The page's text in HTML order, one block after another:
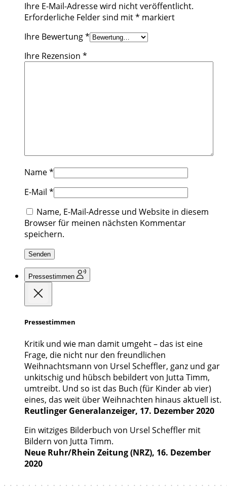
Ihre E-Mail-Adresse wird nicht veröffentlicht.
Erforderliche Felder sind mit* markiert
Ihre Bewertung*
Ihre Rezension *
Name*
E-Mail *
Name, E-Mail-Adresse und Website in diesem
Browser für meinen nächsten Kommentar
speichern.
Pressestimmen
Pressestimmen
Kritik und wie man damit umgeht – das ist eine
Frage, die nicht nur den freundlichen
Weihnachtsmann von Ursel Scheffler, ganz und gar
unkitschig und hübsch bebildert von Jutta Timm,
umtreibt. Und so ist das Buch (für Kinder ab vier)
eines, das weit über Weihnachten hinaus aktuell ist.
Reutlinger Generalanzeiger, 17. Dezember 2020
Ein witziges Bilderbuch von Ursel Scheffler mit
Bildern von Jutta Timm.
Neue Ruhr/Rhein Zeitung (NRZ), 16. Dezember
2020